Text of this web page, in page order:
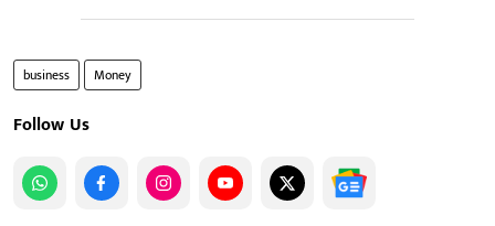
business Money
Follow Us